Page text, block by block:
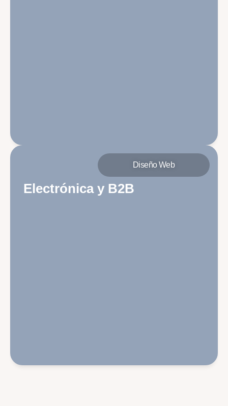
Diseño Web
Electrónica y B2B